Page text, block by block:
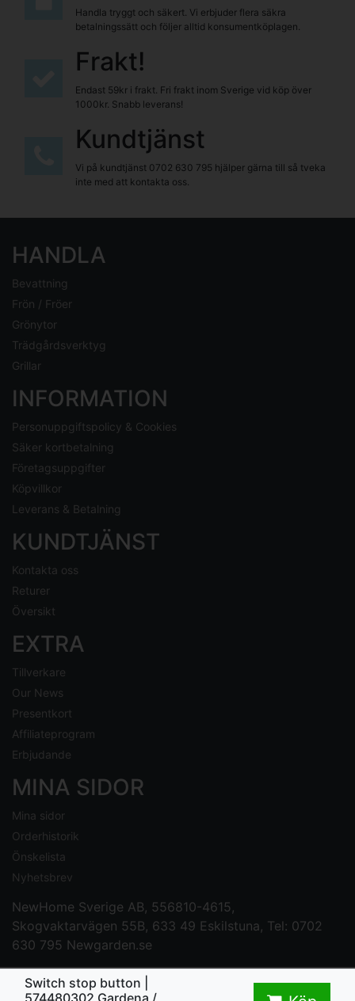
Switch stop button |
574480302 Gardena /
Handla tryggt och säkert. Vi erbjuder flera säkra
betalningssätt och följer alltid konsumentköplagen.
Frakt!
Endast 59kr i frakt. Fri frakt inom Sverige vid köp över
1000kr. Snabb leverans!
Kundtjänst
Vi på kundtjänst 0702 630 795 hjälper gärna till så tveka
inte med att kontakta oss.
HANDLA
Bevattning
Frön / Fröer
Grönytor
Trädgårdsverktyg
Grillar
INFORMATION
Personuppgiftspolicy & Cookies
Säker kortbetalning
Företagsuppgifter
Köpvillkor
Leverans & Betalning
KUNDTJÄNST
Kontakta oss
Returer
Översikt
EXTRA
Tillverkare
Our News
Presentkort
Affiliateprogram
Erbjudande
MINA SIDOR
Mina sidor
Orderhistorik
Önskelista
Nyhetsbrev
NewHome Sverige AB, 556810-4615,
Skogvaktarvägen 55B, 633 49 Eskilstuna, Tel: 0702
630 795 Newgarden.se